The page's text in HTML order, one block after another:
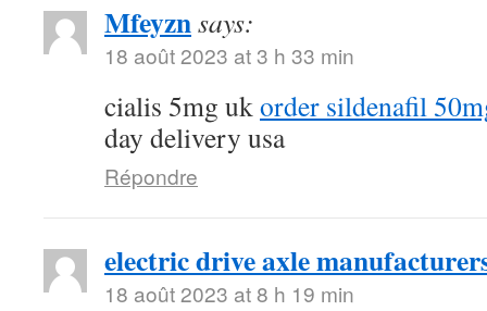
Mfeyznsays:
18 août 2023 at 3 h 33 min
cialis 5mg ukorder sildenafil
day delivery usa
Répondre
electric drive axle
18 août 2023 at 8 h 19 min